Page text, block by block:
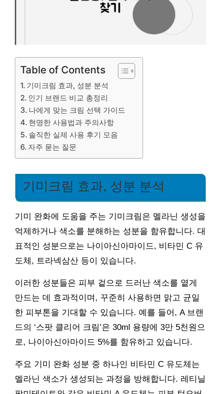
Table of Contents
기미크림 효과, 성분 분석
인기 브랜드 비교 총정리
나에게 맞는 크림 선택 가이드
현명한 사용법과 주의사항
솔직한 실제 사용 후기 모음
자주 묻는 질문
기미크림 효과, 성분 분석
기미 완화에 도움을 주는 기미크림은 멜라닌 생성을
억제하거나 색소를 분해하는 성분을 함유합니다. 대
표적인 성분으로는 나이아신아마이드, 비타민 C 유
도체, 트라넥삼산 등이 있습니다.
이러한 성분들은 피부 겉으로 드러난 색소를 옅게
만드는 데 효과적이며, 꾸준히 사용하면 맑고 균일
한 피부톤을 기대할 수 있습니다. 예를 들어, A 브랜
드의 ‘스팟 클리어 크림’은 30ml 용량에 3만 5천원으
로, 나이아신아마이드 5%를 함유하고 있습니다.
주요 기미 완화 성분 중 하나인 비타민 C 유도체는
멜라닌 색소가 생성되는 과정을 방해합니다. 레티닐